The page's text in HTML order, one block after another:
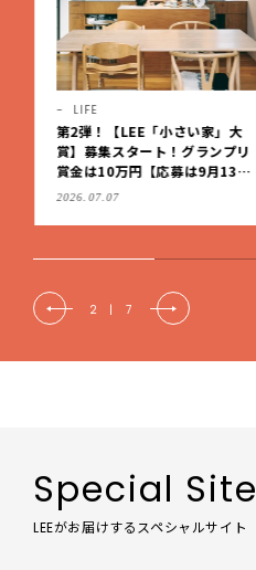
LIFE
第2弾！【LEE「小さい家」大
賞】募集スタート！グランプリ
賞金は10万円【応募は9月13日
（日）まで】
2026.07.07
2 | 7
Special Site
LEEがお届けするスペシャルサイト